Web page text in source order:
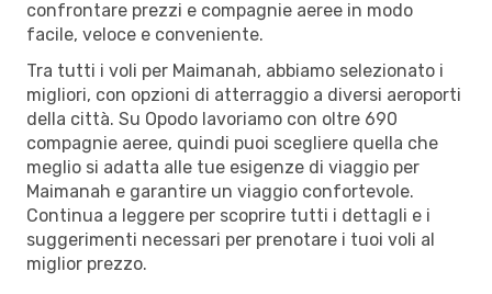
confrontare prezzi e compagnie aeree in modo
facile, veloce e conveniente.
Tra tutti i voli per Maimanah, abbiamo selezionato i
migliori, con opzioni di atterraggio a diversi aeroporti
della città. Su Opodo lavoriamo con oltre 690
compagnie aeree, quindi puoi scegliere quella che
meglio si adatta alle tue esigenze di viaggio per
Maimanah e garantire un viaggio confortevole.
Continua a leggere per scoprire tutti i dettagli e i
suggerimenti necessari per prenotare i tuoi voli al
miglior prezzo.